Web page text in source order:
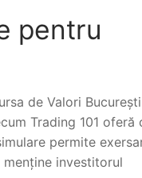
pentru
de Valori
Trading 101 oferă
permite
investitorul